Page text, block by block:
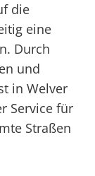
die
eine
Durch
und
in Welver
Service für
Straßen